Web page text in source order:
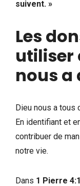
suivent. »
Les
utiliser
nous a
Dieu nous a tous
En identifiant et
contribuer de
notre vie.
Dans 1 Pierre